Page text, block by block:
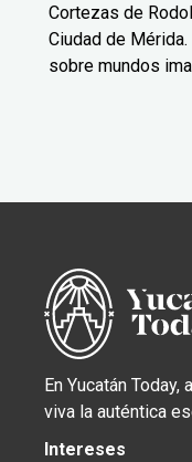
Cortezas de
Ciudad de
sobre mundos
En Yucatán
viva la auténtica
Intereses